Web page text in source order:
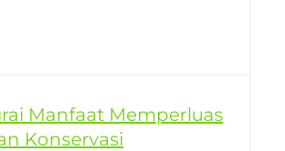
Manfaat Memperluas
Konservasi